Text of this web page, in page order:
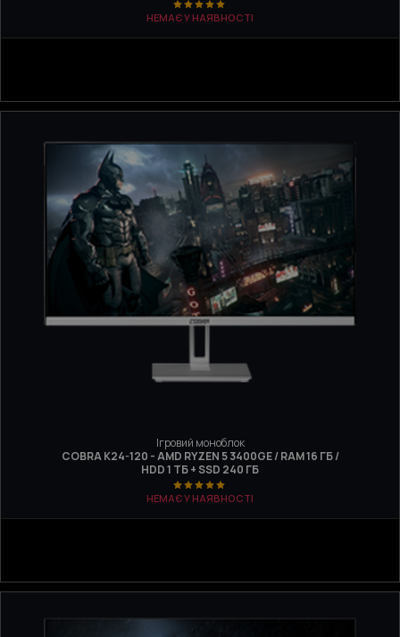
НЕМАЄ У НАЯВНОСТІ
Ігровий моноблок
COBRA K24-120 - AMD RYZEN 5 3400GE / RAM 16 ГБ /
HDD 1 ТБ + SSD 240 ГБ
НЕМАЄ У НАЯВНОСТІ